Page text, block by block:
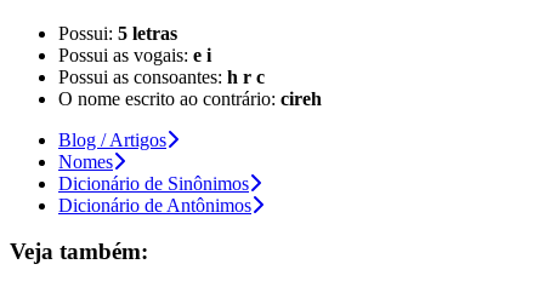
Possui: 5 letras
Possui as vogais: e i
Possui as consoantes: h r c
O nome escrito ao contrário: cireh
Blog / Artigos
Nomes
Dicionário de Sinônimos
Dicionário de Antônimos
Veja também: